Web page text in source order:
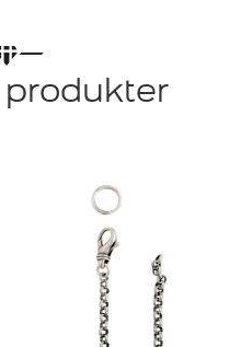
produkter